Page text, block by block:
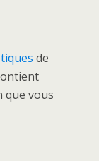
de
que vous